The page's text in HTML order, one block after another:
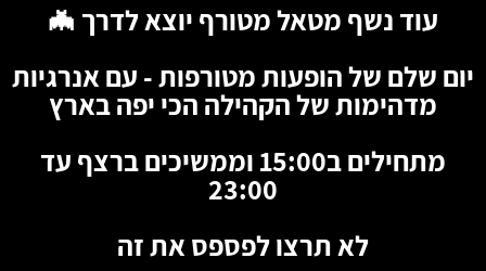
עוד נשף מטאל מטורף יוצא לדרך 🦇
יום שלם של הופעות מטורפות - עם אנרגיות
מדהימות של הקהילה הכי יפה בארץ
מתחילים ב15:00 וממשיכים ברצף עד
23:00
לא תרצו לפספס את זה